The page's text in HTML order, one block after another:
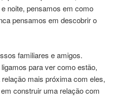
noite, pensamos em como
pensamos em descobrir o
familiares e amigos.
para ver como estão,
mais próxima com eles,
construir uma relação com